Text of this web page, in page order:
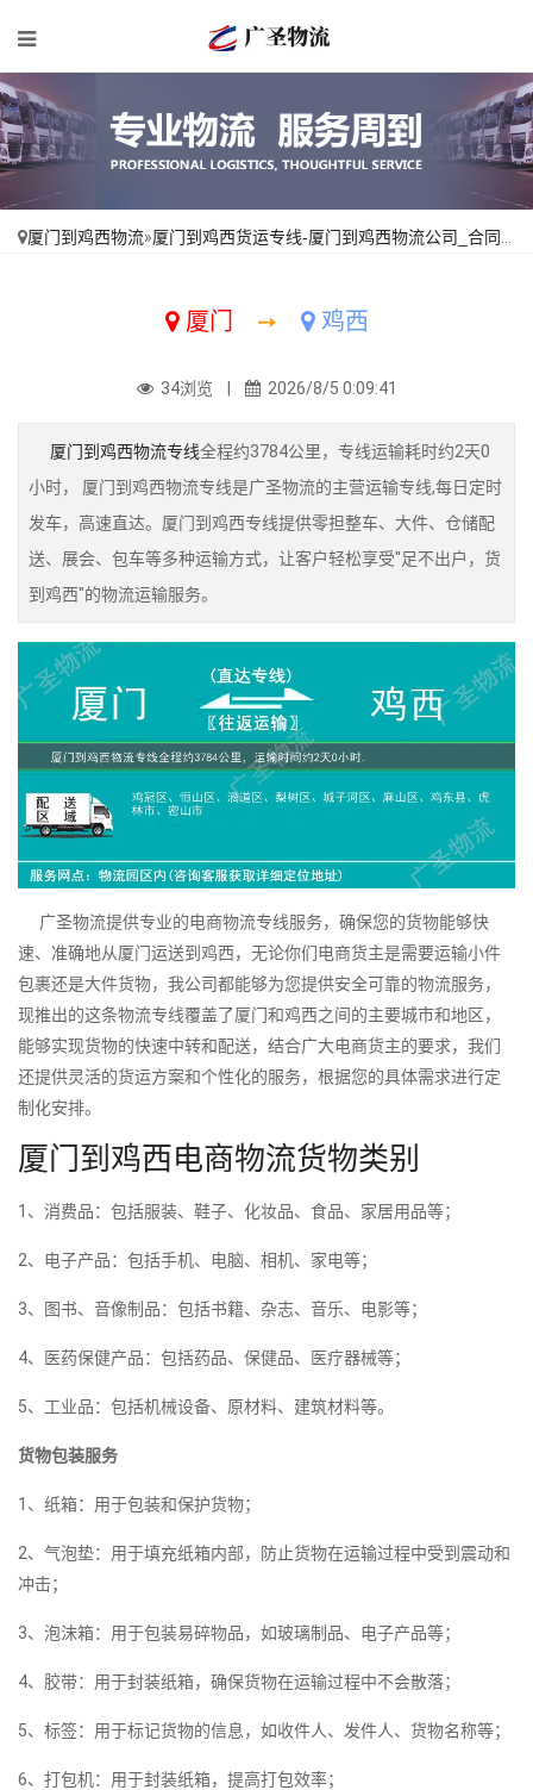
厦门到鸡西物流»厦门到鸡西货运专线-厦门到鸡西物流公司_合同承运「限时必达」
厦门 ➙ 鸡西
34浏览 | 2026/8/5 0:09:41
厦门到鸡西物流专线全程约3784公里，专线运输耗时约2天0
小时， 厦门到鸡西物流专线是广圣物流的主营运输专线,每日定时
发车，高速直达。厦门到鸡西专线提供零担整车、大件、仓储配
送、展会、包车等多种运输方式，让客户轻松享受"足不出户，货
到鸡西"的物流运输服务。
广圣物流提供专业的电商物流专线服务，确保您的货物能够快
速、准确地从厦门运送到鸡西，无论你们电商货主是需要运输小件
包裹还是大件货物，我公司都能够为您提供安全可靠的物流服务，
现推出的这条物流专线覆盖了厦门和鸡西之间的主要城市和地区，
能够实现货物的快速中转和配送，结合广大电商货主的要求，我们
还提供灵活的货运方案和个性化的服务，根据您的具体需求进行定
制化安排。
厦门到鸡西电商物流货物类别
1、消费品：包括服装、鞋子、化妆品、食品、家居用品等；
2、电子产品：包括手机、电脑、相机、家电等；
3、图书、音像制品：包括书籍、杂志、音乐、电影等；
4、医药保健产品：包括药品、保健品、医疗器械等；
5、工业品：包括机械设备、原材料、建筑材料等。
货物包装服务
1、纸箱：用于包装和保护货物；
2、气泡垫：用于填充纸箱内部，防止货物在运输过程中受到震动和
冲击；
3、泡沫箱：用于包装易碎物品，如玻璃制品、电子产品等；
4、胶带：用于封装纸箱，确保货物在运输过程中不会散落；
5、标签：用于标记货物的信息，如收件人、发件人、货物名称等；
6、打包机：用于封装纸箱，提高打包效率；